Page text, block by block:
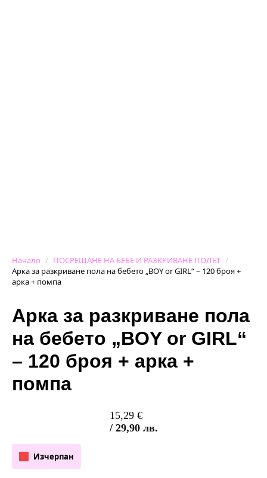
Начало
ПОСРЕЩАНЕ НА БЕБЕ И РАЗКРИВАНЕ ПОЛЪТ
Арка за разкриване пола на бебето „BOY or GIRL“ – 120 броя +
арка + помпа
Арка за разкриване пола
на бебето „BOY or GIRL“
– 120 броя + арка +
помпа
15,29 €
/ 29,90 лв.
Изчерпан